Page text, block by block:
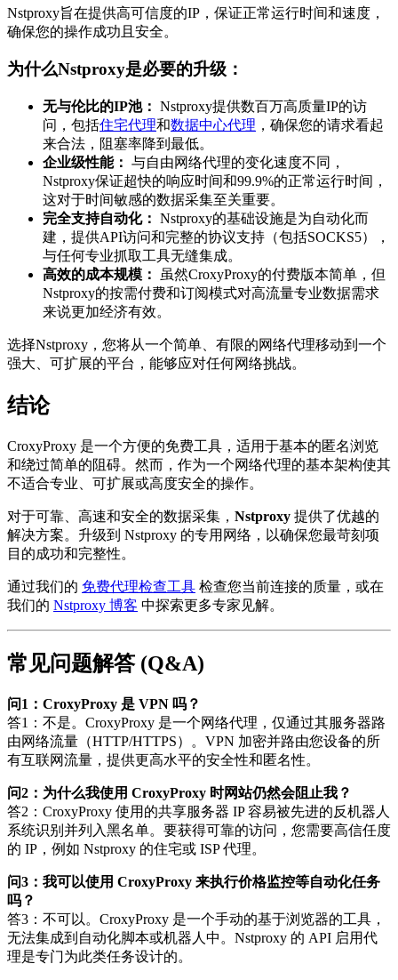
Nstproxy旨在提供高可信度的IP，保证正常运行时间和速度，
确保您的操作成功且安全。
为什么Nstproxy是必要的升级：
无与伦比的IP池： Nstproxy提供数百万高质量IP的访
问，包括住宅代理和数据中心代理 ，确保您的请求看起
来合法，阻塞率降到最低。
企业级性能： 与自由网络代理的变化速度不同，
Nstproxy保证超快的响应时间和99.9%的正常运行时间，
这对于时间敏感的数据采集至关重要。
完全支持自动化： Nstproxy的基础设施是为自动化而
建，提供API访问和完整的协议支持（包括SOCKS5），
与任何专业抓取工具无缝集成。
高效的成本规模：
虽然CroxyProxy的付费版本简单，但
Nstproxy的按需付费和订阅模式对高流量专业数据需求
来说更加经济有效。
选择Nstproxy，您将从一个简单、有限的网络代理移动到一个
强大、可扩展的平台，能够应对任何网络挑战。
结论
CroxyProxy 是一个方便的免费工具，适用于基本的匿名浏览
和绕过简单的阻碍。然而，作为一个网络代理的基本架构使其
不适合专业、可扩展或高度安全的操作。
对于可靠、高速和安全的数据采集， Nstproxy 提供了优越的
解决方案。升级到 Nstproxy 的专用网络，以确保您最苛刻项
目的成功和完整性。
通过我们的 免费代理检查工具 检查您当前连接的质量，或在
我们的 Nstproxy 博客 中探索更多专家见解。
常见问题解答 (Q&A)
问1：CroxyProxy 是 VPN 吗？
答1：不是。CroxyProxy 是一个网络代理，仅通过其服务器路
由网络流量（HTTP/HTTPS）。VPN 加密并路由您设备的所
有互联网流量，提供更高水平的安全性和匿名性。
问2：为什么我使用 CroxyProxy 时网站仍然会阻止我？
答2：CroxyProxy 使用的共享服务器 IP 容易被先进的反机器人
系统识别并列入黑名单。要获得可靠的访问，您需要高信任度
的 IP，例如 Nstproxy 的住宅或 ISP 代理。
问3：我可以使用 CroxyProxy 来执行价格监控等自动化任务
吗？
答3：不可以。CroxyProxy 是一个手动的基于浏览器的工具，
无法集成到自动化脚本或机器人中。Nstproxy 的 API 启用代
理是专门为此类任务设计的。